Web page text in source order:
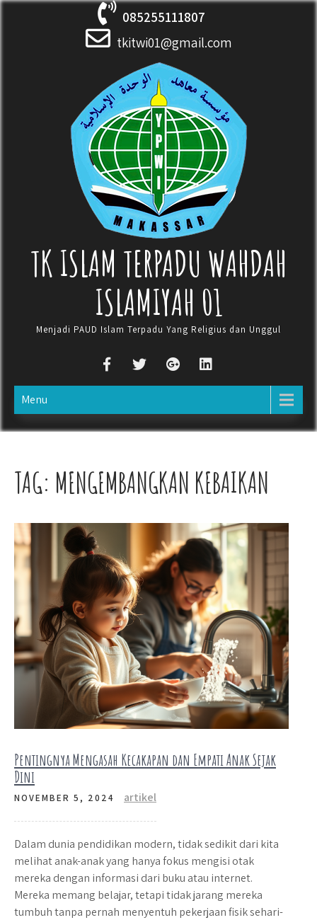
Skip
085255111807
tkitwi01@gmail.com
TK ISLAM TERPADU WAHDAH
ISLAMIYAH 01
Menjadi PAUD Islam Terpadu Yang Religius dan Unggul
Menu
TAG: MENGEMBANGKAN KEBAIKAN
Pentingnya Mengasah Kecakapan dan Empati Anak Sejak
Dini
NOVEMBER 5, 2024 artikel
Dalam dunia pendidikan modern, tidak sedikit dari kita
melihat anak-anak yang hanya fokus mengisi otak
mereka dengan informasi dari buku atau internet.
Mereka memang belajar, tetapi tidak jarang mereka
tumbuh tanpa pernah menyentuh pekerjaan fisik sehari-